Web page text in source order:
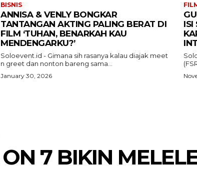
BISNIS
ANNISA & VENLY BONGKAR
TANTANGAN AKTING PALING BERAT DI
FILM ‘TUHAN, BENARKAH KAU
MENDENGARKU?’
Soloevent.id - Gimana sih rasanya kalau diajak meet
n greet dan nonton bareng sama...
January 30, 2026
ISI